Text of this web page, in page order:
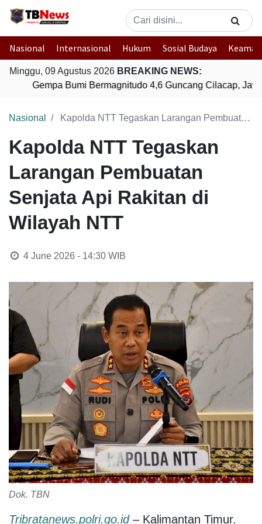
Nasional Internasional Hukum Sosial Budaya
Minggu, 09 Agustus 2026 BREAKING NEWS:
Gempa Bumi Bermagnitudo 4,6 Guncang Cilacap,
Nasional Kapolda NTT Tegaskan Larangan Pembuatan Senjata Api Rakitan di Wilayah NTT
Kapolda NTT Tegaskan
Larangan Pembuatan
Senjata Api Rakitan di
Wilayah NTT
4 June 2026 - 14:30WIB
Dok. TBN
Tribratanews.polri.go.id – Kalimantan Timur.